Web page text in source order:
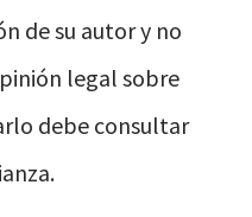
de su autor y no
legal sobre
debe consultar